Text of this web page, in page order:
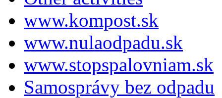
www.kompost.sk
www.nulaodpadu.sk
www.stopspalovniam.sk
Samosprávy bez odpadu